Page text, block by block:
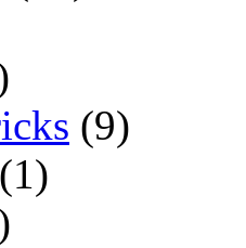
(9)
(1)